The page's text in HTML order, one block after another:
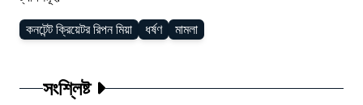
কনটেন্ট ক্রিয়েটর রিপন মিয়া ধর্ষণ মামলা
সংশ্লিষ্ট